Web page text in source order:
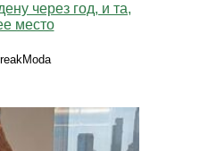
через год, и та,
место